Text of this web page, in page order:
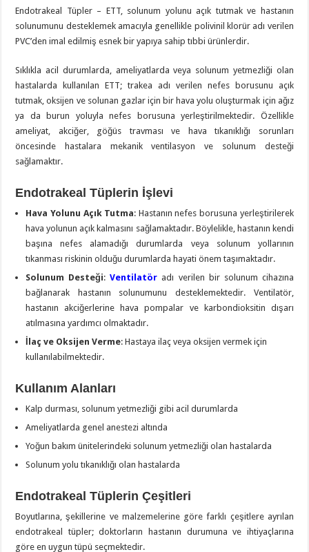
için
Endotrakeal Tüpler – ETT, solunum yolunu açık tutmak ve hastanın
solunumunu desteklemek amacıyla genellikle polivinil klorür adı verilen
PVC’den imal edilmiş esnek bir yapıya sahip tıbbi ürünlerdir.
Sıklıkla acil durumlarda, ameliyatlarda veya solunum yetmezliği olan
hastalarda kullanılan ETT; trakea adı verilen nefes borusunu açık
tutmak, oksijen ve solunan gazlar için bir hava yolu oluşturmak için ağız
ya da burun yoluyla nefes borusuna yerleştirilmektedir. Özellikle
ameliyat, akciğer, göğüs travması ve hava tıkanıklığı sorunları
öncesinde hastalara mekanik ventilasyon ve solunum desteği
sağlamaktır.
Endotrakeal Tüplerin İşlevi
Hava Yolunu Açık Tutma: Hastanın nefes borusuna yerleştirilerek
hava yolunun açık kalmasını sağlamaktadır. Böylelikle, hastanın kendi
başına nefes alamadığı durumlarda veya solunum yollarının
tıkanması riskinin olduğu durumlarda hayati önem taşımaktadır.
Solunum Desteği:Ventilatör adı verilen bir solunum cihazına
bağlanarak hastanın solunumunu desteklemektedir. Ventilatör,
hastanın akciğerlerine hava pompalar ve karbondioksitin dışarı
atılmasına yardımcı olmaktadır.
İlaç ve Oksijen Verme: Hastaya ilaç veya oksijen vermek için
kullanılabilmektedir.
Kullanım Alanları
Kalp durması, solunum yetmezliği gibi acil durumlarda
Ameliyatlarda genel anestezi altında
Yoğun bakım ünitelerindeki solunum yetmezliği olan hastalarda
Solunum yolu tıkanıklığı olan hastalarda
Endotrakeal Tüplerin Çeşitleri
Boyutlarına, şekillerine ve malzemelerine göre farklı çeşitlere ayrılan
endotrakeal tüpler; doktorların hastanın durumuna ve ihtiyaçlarına
göre en uygun tüpü seçmektedir.